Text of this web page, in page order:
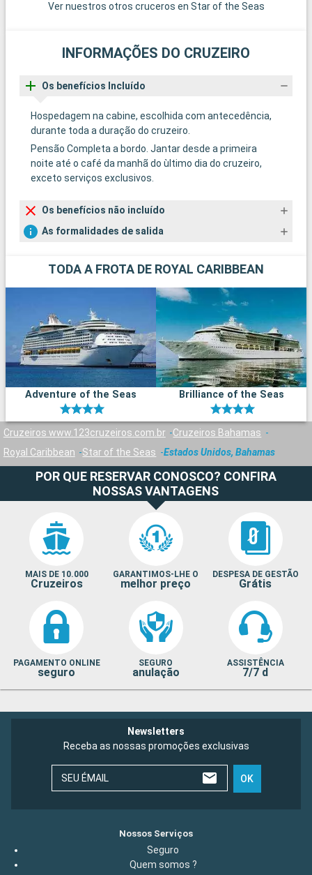
Ver nuestros otros cruceros en Star of the Seas
INFORMAÇÕES DO CRUZEIRO
Os benefícios Incluído
Hospedagem na cabine, escolhida com antecedência,
durante toda a duração do cruzeiro.
Pensão Completa a bordo. Jantar desde a primeira
noite até o café da manhã do ùltimo dia do cruzeiro,
exceto serviços exclusivos.
Os benefícios não incluído
As formalidades de salida
TODA A FROTA DE ROYAL CARIBBEAN
Adventure of the Seas Brilliance of the Seas
Cruzeiros www.123cruzeiros.com.br
Cruzeiros Bahamas
Royal Caribbean
Star of the Seas Estados Unidos, Bahamas
POR QUE RESERVAR CONOSCO? CONFIRA
NOSSAS VANTAGENS
MAIS DE 10.000
Cruzeiros
GARANTIMOS-LHE O
melhor preço
DESPESA DE GESTÃO
Grátis
PAGAMENTO ONLINE
seguro
SEGURO
anulação
ASSISTÊNCIA
7/7 d
Newsletters
Receba as nossas promoções exclusivas
SEU ÉMAIL OK
Nossos Serviços
Seguro
Quem somos ?